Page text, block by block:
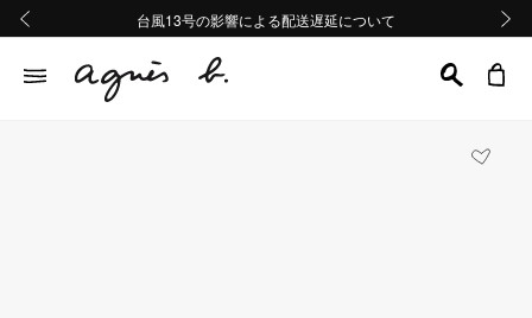
熊本地域地震の影響による配送遅延について
Summer Sale 2buy10%OFF!!
台風13号の影響による配送遅延について
熊本地域地震の影響による配送遅延について
Summer Sale 2buy10%OFF!!